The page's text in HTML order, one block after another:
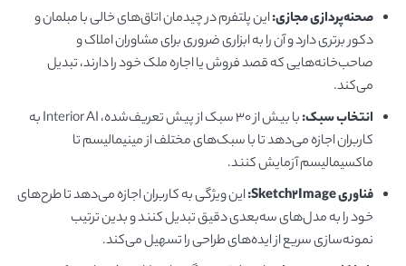
صحنه‌پردازی مجازی:این پلتفرم در چیدمان اتاق‌های خالی با مبلمان و
دکور برتری دارد و آن را به ابزاری ضروری برای مشاوران املاک و
صاحب‌خانه‌هایی که قصد فروش یا اجاره ملک خود را دارند، تبدیل
می‌کند.
انتخاب سبک:
با بیش از ۳۰ سبک از پیش تعریف‌شده، Interior AI به
کاربران اجازه می‌دهد تا با سبک‌های مختلف از مینیمالیسم تا
ماکسیمالیسم آزمایش کنند.
فناوری Sketch2Image:
این ویژگی به کاربران اجازه می‌دهد تا طرح‌های
خود را به مدل‌های سه‌بعدی دقیق تبدیل کنند و بدین ترتیب
نمونه‌سازی سریع از ایده‌های طراحی را تسهیل می‌کند.